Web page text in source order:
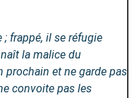
; frappé, il se réfugie
la malice du
prochain et ne garde pas
convoite pas les